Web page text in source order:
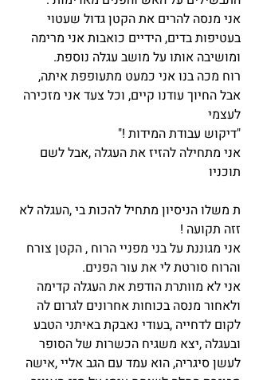
אני מנסה להרים את הקטן גדול שעטוי
בעטיפות בדים, הידיים כואבות אני מרימה
ומושיבה אותו על מושב עגלה נוספת.
רוח מכה בנו אני כמעט מתעופפת איתה,
אבל החיוך עודנו קיים, וכל צעד אני מזכירה
לעצמי
"דיקוש עבודת המידות !"
אני מתחילה להזיז את העגלה ,אבל לשם
תוכניו
ת משלו הניסיון מתחיל להכות בי ,העגלה לא
זזה תקועה !
אני מגוננת על בני מפניי הרוח , הקטן צורח
והרוח סורטת לי את עור הפנים.
אני לא מוותרת הודפת את העגלה קדימה
ולאחור מנסה בכוחות אחרונים לגרום לה
לקום לדחייה ,בעודי נאבקת באיתני הטבע
ובעגלה ,יצא משגיח הכשרות של הסופר
לעשן סיגריה, הוא עמד עם הגב אליי ,אישה